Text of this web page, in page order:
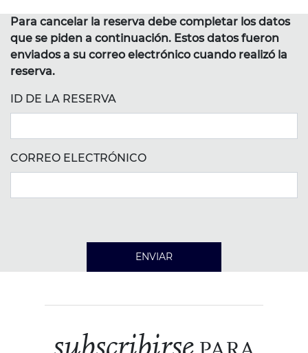
Para cancelar la reserva debe completar los datos
que se piden a continuación. Estos datos fueron
enviados a su correo electrónico cuando realizó la
reserva.
ID DE LA RESERVA
CORREO ELECTRÓNICO
ENVIAR